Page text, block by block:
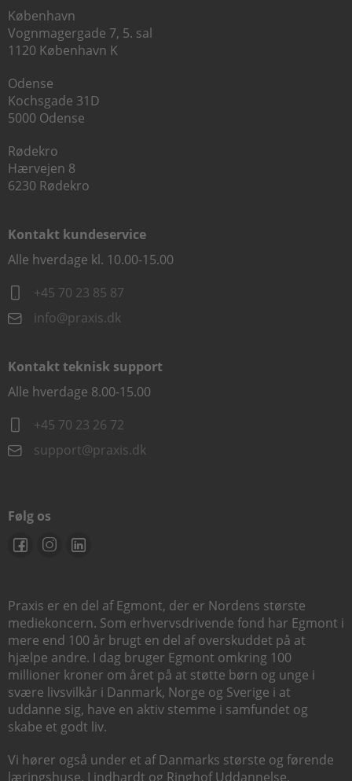
København
Vognmagergade 7, 5. sal
1120 København K
Odense
Kochsgade 31D
5000 Odense
Rødekro
Hærvejen 8
6230 Rødekro
Kontakt kundeservice
Alle hverdage kl. 10.00-15.00
+45 70 23 85 87
info@praxis.dk
Kontakt teknisk support
Alle hverdage 8.00-15.00
+45 70 23 26 72
support@praxis.dk
Følg os
Praxis er en del af Egmont, der er Nordens største
mediekoncern. Som erhvervsdrivende fond har Egmont i
mere end 100 år brugt en del af overskuddet på at
hjælpe andre. I dag bruger Egmont omkring 100
millioner kroner om året på at støtte børn og unge i
svære livsvilkår i Danmark, Norge og Sverige i at
uddanne sig, have en aktiv stemme i samfundet og
skabe et godt liv.
Vi hører også under et af Danmarks største og førende
læringshuse, Lindhardt og Ringhof Uddannelse,